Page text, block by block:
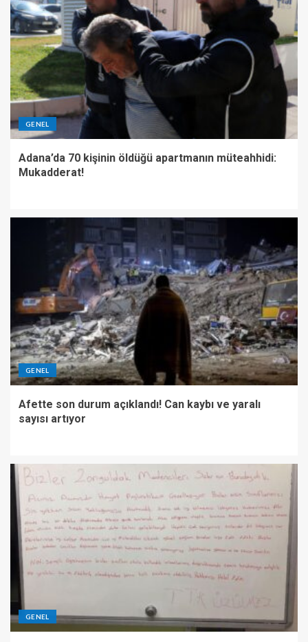
GENEL
Adana’da 70 kişinin öldüğü apartmanın müteahhidi:
Mukadderat!
GENEL
Afette son durum açıklandı! Can kaybı ve yaralı
sayısı artıyor
GENEL